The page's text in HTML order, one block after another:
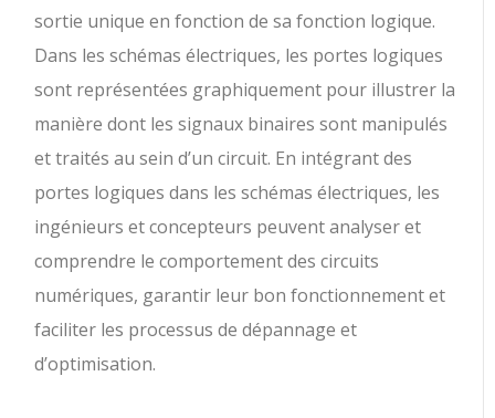
sortie unique en fonction de sa fonction logique.
Dans les schémas électriques, les portes logiques
sont représentées graphiquement pour illustrer la
manière dont les signaux binaires sont manipulés
et traités au sein d’un circuit. En intégrant des
portes logiques dans les schémas électriques, les
ingénieurs et concepteurs peuvent analyser et
comprendre le comportement des circuits
numériques, garantir leur bon fonctionnement et
faciliter les processus de dépannage et
d’optimisation.